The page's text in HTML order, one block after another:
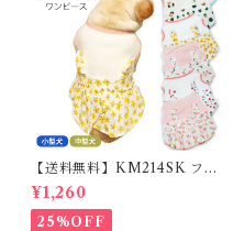
【送料無料】KM214SK フレ
ブル 女の子 スカート ワンピー
ス夏 フリル 犬服 ドックウェア
¥1,260
25%OFF